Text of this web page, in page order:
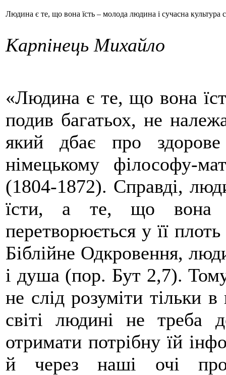
Людина є те, що вона їсть – молода людина і сучасна культура
Карпінець Михайло
«Людина є те, що вона
подив багатьох, не
який дбає про
німецькому філософу-
(1804-1872). Справді,
їсти, а те, що вона
перетворюється у її
Біблійне Одкровення,
і душа (пор. Бут 2,7).
не слід розуміти тільки
світі людині не треба
отримати потрібну їй
й через наші очі